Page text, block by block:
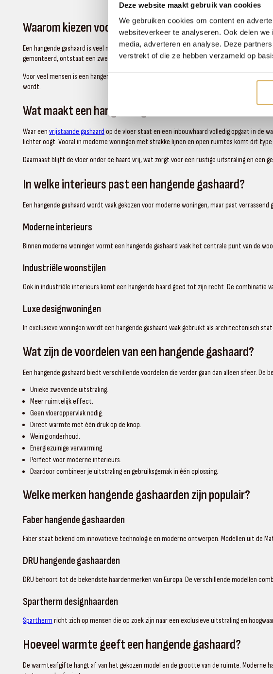
Deze website maakt gebruik van cookies
We gebruiken cookies om content en
websiteverkeer te analyseren. Ook delen
media, adverteren en analyse. Deze
verstrekt of die ze hebben verzameld op
Waarom kiezen voor een hangende gashaard?
Een hangende gashaard is veel meer dan een warmtebron. Het is een opvallend
gemonteerd, ontstaat een zwevend effect dat zorgt voor een moderne en luxe uitstraling.
Voor veel mensen is een hangende gashaard de perfecte combinatie van comfort, sfeer
wordt.
Wat maakt een hangende gashaard uniek?
Waar een vrijstaande gashaard op de vloer staat en een inbouwhaard volledig opgaat in de
lichter oogt. Vooral in moderne woningen met strakke lijnen en open ruimtes komt dit
Daarnaast blijft de vloer onder de haard vrij, wat zorgt voor een rustige uitstraling en een
In welke interieurs past een hangende gashaard?
Een hangende gashaard wordt vaak gekozen voor moderne woningen, maar past
Moderne interieurs
Binnen moderne woningen vormt een hangende gashaard vaak het centrale punt van de
Industriële woonstijlen
Ook in industriële interieurs komt een hangende haard goed tot zijn recht. De combinatie
Luxe designwoningen
In exclusieve woningen wordt een hangende gashaard vaak gebruikt als architectonisch
Wat zijn de voordelen van een hangende gashaard?
Een hangende gashaard biedt verschillende voordelen die verder gaan dan alleen sfeer. De
Unieke zwevende uitstraling.
Meer ruimtelijk effect.
Geen vloeroppervlak nodig.
Direct warmte met één druk op de knop.
Weinig onderhoud.
Energiezuinige verwarming.
Perfect voor moderne interieurs.
Daardoor combineer je uitstraling en gebruiksgemak in één oplossing.
Welke merken hangende gashaarden zijn populair?
Faber hangende gashaarden
Faber staat bekend om innovatieve technologie en moderne ontwerpen. Modellen uit de
DRU hangende gashaarden
DRU behoort tot de bekendste haardenmerken van Europa. De verschillende modellen
Spartherm designhaarden
Spartherm richt zich op mensen die op zoek zijn naar een exclusieve uitstraling en
Hoeveel warmte geeft een hangende gashaard?
De warmteafgifte hangt af van het gekozen model en de grootte van de ruimte. Moderne